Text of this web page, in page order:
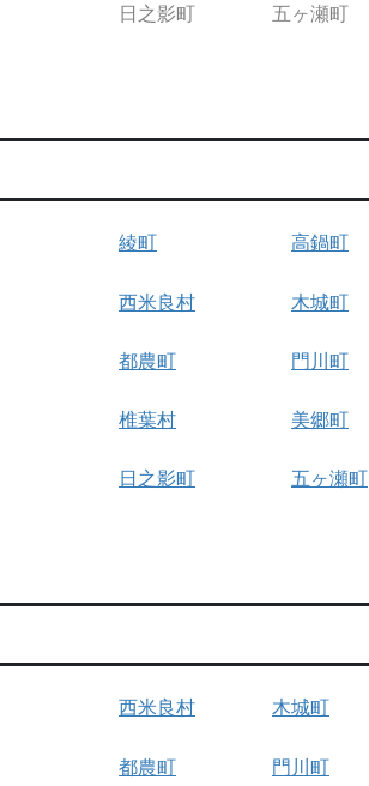
日之影町 五ヶ瀬町
綾町 高鍋町
西米良村 木城町
都農町 門川町
椎葉村 美郷町
日之影町 五ヶ瀬町
西米良村 木城町
都農町 門川町